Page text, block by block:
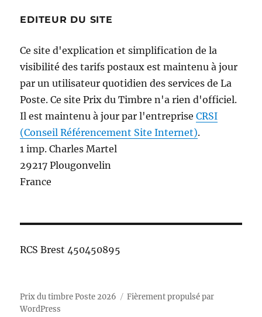
EDITEUR DU SITE
Ce site d'explication et simplification de la
visibilité des tarifs postaux est maintenu à jour
par un utilisateur quotidien des services de La
Poste. Ce site Prix du Timbre n'a rien d'officiel.
Il est maintenu à jour par l'entrepriseCRSI
(Conseil Référencement Site Internet).
1 imp. Charles Martel
29217 Plougonvelin
France
RCS Brest 450450895
Prix du timbre Poste 2026
Fièrement propulsé par
WordPress